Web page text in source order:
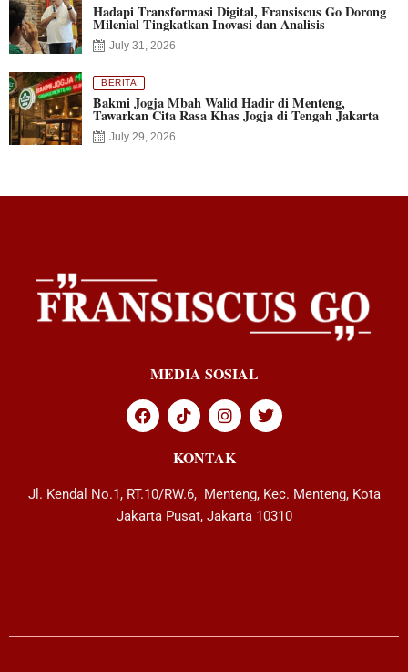
Hadapi Transformasi Digital, Fransiscus Go Dorong
Milenial Tingkatkan Inovasi dan Analisis
July 31, 2026
BERITA
Bakmi Jogja Mbah Walid Hadir di Menteng,
Tawarkan Cita Rasa Khas Jogja di Tengah Jakarta
July 29, 2026
MEDIA SOSIAL
KONTAK
Jl. Kendal No.1, RT.10/RW.6, Menteng, Kec. Menteng, Kota
Jakarta Pusat, Jakarta 10310